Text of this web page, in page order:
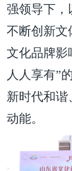
强领导下，
不断创新文
文化品牌影
人人享有”
新时代和谐
动能。